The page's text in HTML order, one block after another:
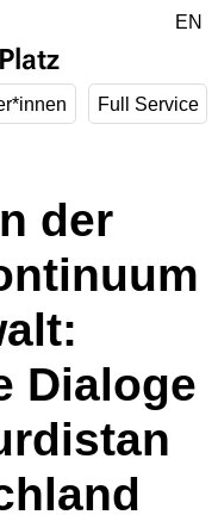
Full Service
DE
EN
der
Dialoge